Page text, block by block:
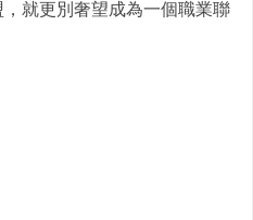
就更別奢望成為一個職業聯